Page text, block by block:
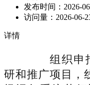
发布时间： 2026-
访问量： 2026-06-
详情
组织申报
研和推广项目，